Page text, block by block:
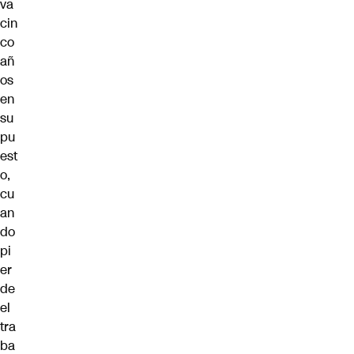
va
cin
co
añ
os
en
su
pu
est
o,
cu
an
do
pi
er
de
el
tra
ba